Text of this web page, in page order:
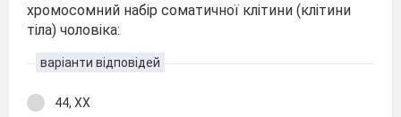
хромосомний набір соматичної клітини (клітини
тіла) чоловіка:
варіанти відповідей
44, ХХ